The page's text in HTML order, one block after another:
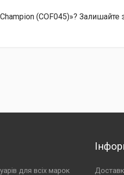
(COF045)»?
для всіх марок